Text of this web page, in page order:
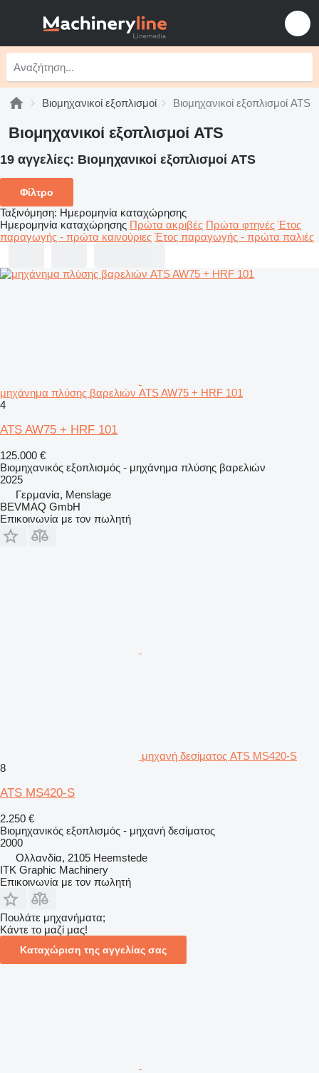
Βιομηχανικοί εξοπλισμοί Βιομηχανικοί εξοπλισμοί ATS
Βιομηχανικοί εξοπλισμοί ATS
19 αγγελίες: Βιομηχανικοί εξοπλισμοί ATS
Φίλτρο
Ταξινόμηση: Ημερομηνία καταχώρησης
Ημερομηνία καταχώρησης Πρώτα ακριβές Πρώτα φτηνές Έτος
παραγωγής - πρώτα καινούριες Έτος παραγωγής - πρώτα παλιές
μηχάνημα πλύσης βαρελιών ATS AW75 + HRF 101
4
ATS AW75 + HRF 101
125.000 €
Βιομηχανικός εξοπλισμός - μηχάνημα πλύσης βαρελιών
2025
Γερμανία, Menslage
BEVMAQ GmbH
Επικοινωνία με τον πωλητή
μηχανή δεσίματος ATS MS420-S
8
ATS MS420-S
2.250 €
Βιομηχανικός εξοπλισμός - μηχανή δεσίματος
2000
Ολλανδία, 2105 Heemstede
ITK Graphic Machinery
Επικοινωνία με τον πωλητή
Πουλάτε μηχανήματα;
Κάντε το μαζί μας!
Καταχώριση της αγγελίας σας